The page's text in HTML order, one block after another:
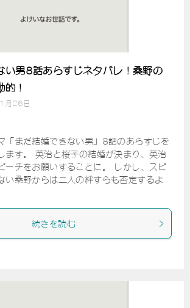
い男8話あらすじネタバレ！桑野の
的！
月26日
「まだ結婚できない男」8話のあらすじを
ます。 英治と桜子の結婚が決まり、英治
ーチをお願いすることに。 しかし、スピ
い桑野からは二人の絆すらも否定するよ
続きを読む